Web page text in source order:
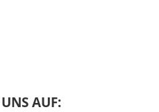
Sie istAUF: